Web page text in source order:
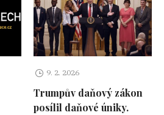
9. 2. 2026
Trumpův daňový zákon
posílil daňové úniky.